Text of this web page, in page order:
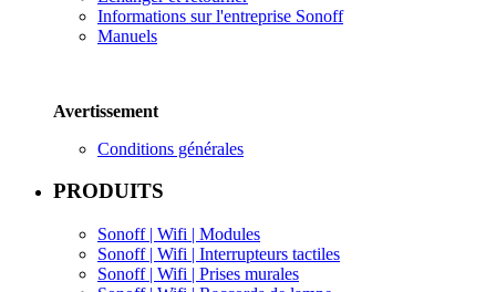
Informations sur l'entreprise Sonoff
Manuels
Avertissement
Conditions générales
PRODUITS
Sonoff | Wifi | Modules
Sonoff | Wifi | Interrupteurs tactiles
Sonoff | Wifi | Prises murales